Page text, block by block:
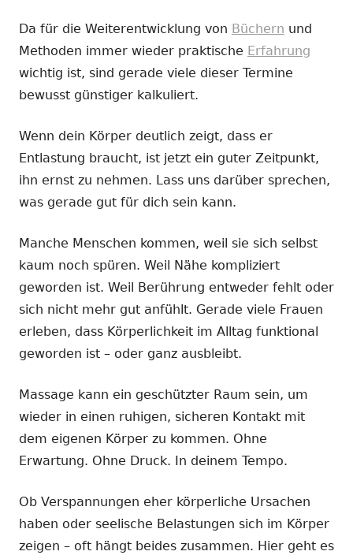
Da für die Weiterentwicklung von Büchern und
Methoden immer wieder praktische Erfahrung
wichtig ist, sind gerade viele dieser Termine
bewusst günstiger kalkuliert.
Wenn dein Körper deutlich zeigt, dass er
Entlastung braucht, ist jetzt ein guter Zeitpunkt,
ihn ernst zu nehmen. Lass uns darüber sprechen,
was gerade gut für dich sein kann.
Manche Menschen kommen, weil sie sich selbst
kaum noch spüren. Weil Nähe kompliziert
geworden ist. Weil Berührung entweder fehlt oder
sich nicht mehr gut anfühlt. Gerade viele Frauen
erleben, dass Körperlichkeit im Alltag funktional
geworden ist – oder ganz ausbleibt.
Massage kann ein geschützter Raum sein, um
wieder in einen ruhigen, sicheren Kontakt mit
dem eigenen Körper zu kommen. Ohne
Erwartung. Ohne Druck. In deinem Tempo.
Ob Verspannungen eher körperliche Ursachen
haben oder seelische Belastungen sich im Körper
zeigen – oft hängt beides zusammen. Hier geht es